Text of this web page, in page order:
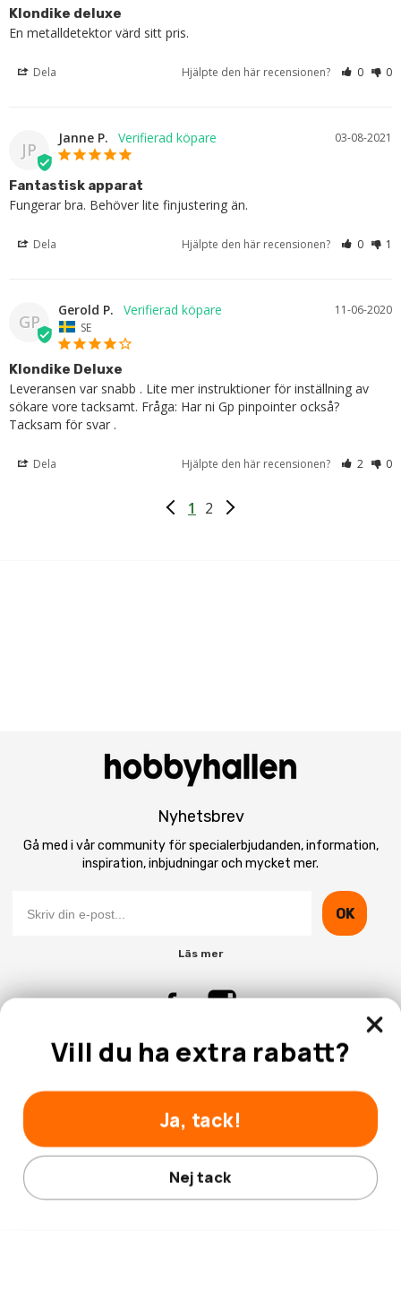
Klondike deluxe
En metalldetektor värd sitt pris.
Dela Hjälpte den här recensionen? 0 0
JP
03-08-2021
Janne P.
Fantastisk apparat
Fungerar bra. Behöver lite finjustering än.
Dela Hjälpte den här recensionen? 0 1
GP
11-06-2020
Gerold P.
SE
Klondike Deluxe
Leveransen var snabb . Lite mer instruktioner för inställning av
sökare vore tacksamt. Fråga: Har ni Gp pinpointer också?
Tacksam för svar .
Dela Hjälpte den här recensionen? 2 0
1 2
Nyhetsbrev
Gå med i vår community för specialerbjudanden, information,
inspiration, inbjudningar och mycket mer.
OK
Läs mer
Kundtjänst
© 2026 Hobbyhallen.se
Vill du ha extra rabatt?
Ja, tack!
Nej tack